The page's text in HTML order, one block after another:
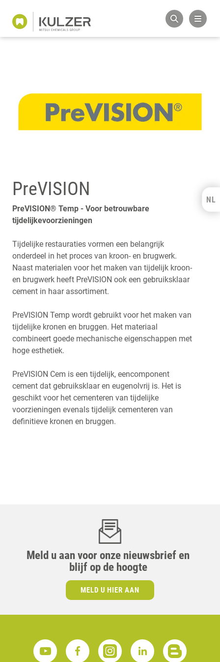
NL
PreVISION
PreVISION® Temp - Voor betrouwbare
tijdelijkevoorzieningen
Tijdelijke restauraties vormen een belangrijk
onderdeel in het proces van kroon- en brugwerk.
Naast materialen voor het maken van tijdelijk kroon-
en brugwerk heeft PreVISION ook een gebruiksklaar
cement in haar assortiment.
PreVISION Temp wordt gebruikt voor het maken van
tijdelijke kronen en bruggen. Het materiaal
combineert goede mechanische eigenschappen met
hoge esthetiek.
PreVISION Cem is een tijdelijk, eencomponent
cement dat gebruiksklaar en eugenolvrij is. Het is
geschikt voor het cementeren van tijdelijke
voorzieningen evenals tijdelijk cementeren van
definitieve kronen en bruggen.
Meld u aan voor onze nieuwsbrief en
blijf op de hoogte
MELD U HIER AAN